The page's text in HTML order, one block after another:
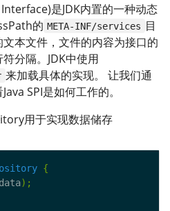
是JDK内置的一种动态
的 META-INF/services 目
本文件，文件的内容为接口的
分隔。JDK中使用
来加载具体的实现。 让我们通
SPI是如何工作的。
用于实现数据储存
{
);